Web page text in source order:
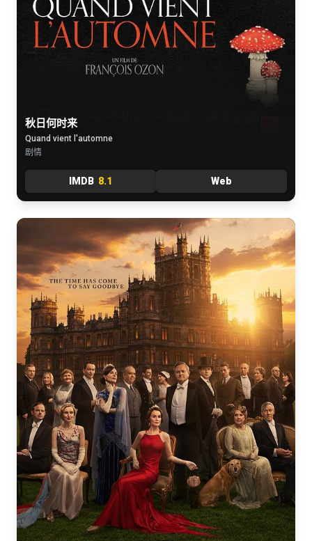
秋日何时来
Quand vient l'automne
剧情
IMDB 8.1 Web